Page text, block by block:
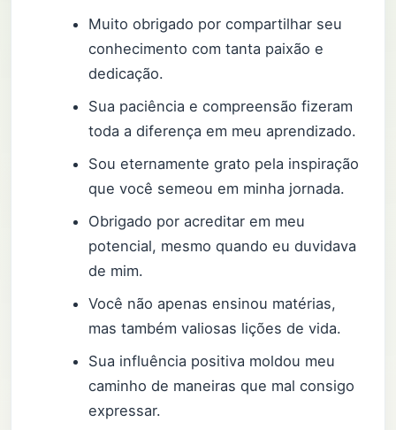
Muito obrigado por compartilhar seu
conhecimento com tanta paixão e
dedicação.
Sua paciência e compreensão fizeram
toda a diferença em meu aprendizado.
Sou eternamente grato pela inspiração
que você semeou em minha jornada.
Obrigado por acreditar em meu
potencial, mesmo quando eu duvidava
de mim.
Você não apenas ensinou matérias,
mas também valiosas lições de vida.
Sua influência positiva moldou meu
caminho de maneiras que mal consigo
expressar.